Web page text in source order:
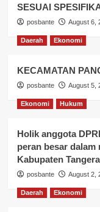
SESUAI
posbante August 6,
Daerah Ekonomi
KECAMATAN
posbante August 5,
Ekonomi Hukum
Holik anggota
peran besar
Kabupaten
posbante August 2,
Daerah Ekonomi